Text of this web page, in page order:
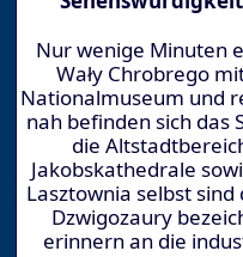
Nur wenige Minuten
Wały Chrobrego
Nationalmuseum und
nah befinden sich das
die
Jakobskathedrale
Lasztownia selbst
Dzwigozaury
erinnern an die